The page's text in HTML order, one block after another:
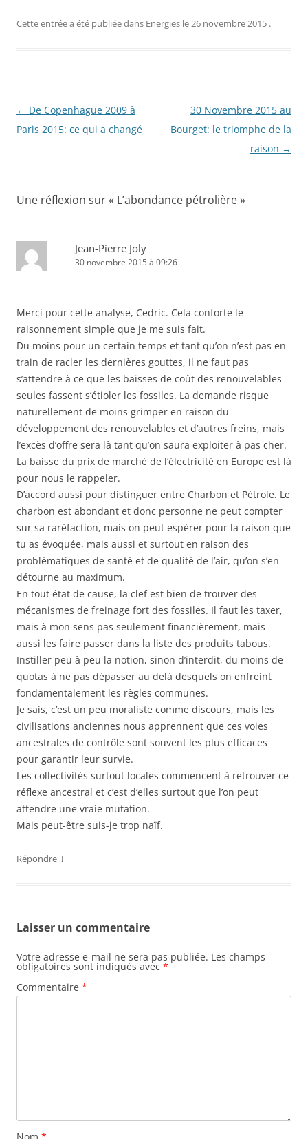
c
o
k
itt ta
Cette entrée a été publiée dans Energies le 26 novembre 2015 .
Navigation
des
← De Copenhague 2009 à
Paris 2015: ce qui a changé
30 Novembre 2015 au
Bourget: le triomphe de la
raison →
Une réflexion sur « L’abondance pétrolière»
Jean-Pierre Joly
30 novembre 2015 à 09:26
Merci pour cette analyse, Cedric. Cela conforte le
raisonnement simple que je me suis fait.
Du moins pour un certain temps et tant qu’on n’est pas en
train de racler les dernières gouttes, il ne faut pas
s’attendre à ce que les baisses de coût des renouvelables
seules fassent s’étioler les fossiles. La demande risque
naturellement de moins grimper en raison du
développement des renouvelables et d’autres freins, mais
l’excès d’offre sera là tant qu’on saura exploiter à pas cher.
La baisse du prix de marché de l’électricité en Europe est là
pour nous le rappeler.
D’accord aussi pour distinguer entre Charbon et Pétrole. Le
charbon est abondant et donc personne ne peut compter
sur sa raréfaction, mais on peut espérer pour la raison que
tu as évoquée, mais aussi et surtout en raison des
problématiques de santé et de qualité de l’air, qu’on s’en
détourne au maximum.
En tout état de cause, la clef est bien de trouver des
mécanismes de freinage fort des fossiles. Il faut les taxer,
mais à mon sens pas seulement financièrement, mais
aussi les faire passer dans la liste des produits tabous.
Instiller peu à peu la notion, sinon d’interdit, du moins de
quotas à ne pas dépasser au delà desquels on enfreint
fondamentalement les règles communes.
Je sais, c’est un peu moraliste comme discours, mais les
civilisations anciennes nous apprennent que ces voies
ancestrales de contrôle sont souvent les plus efficaces
pour garantir leur survie.
Les collectivités surtout locales commencent à retrouver ce
réflexe ancestral et c’est d’elles surtout que l’on peut
attendre une vraie mutation.
Mais peut-être suis-je trop naïf.
Répondre ↓
Laisser un commentaire
Votre adresse e-mail ne sera pas publiée. Les champs
obligatoires sont indiqués avec *
Commentaire *
Nom *